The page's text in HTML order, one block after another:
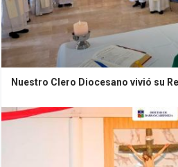
Nuestro Clero Diocesano vivió su